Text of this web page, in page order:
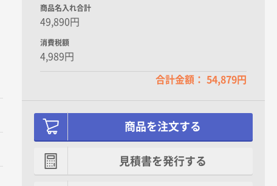
商品名入れ合計
49,890円
消費税額
4,989円
合計金額： 54,879円
商品を注文する
見積書を発行する